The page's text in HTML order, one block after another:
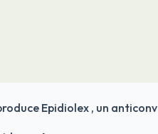
Epidiolex , un